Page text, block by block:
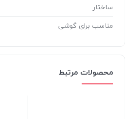
ساختار
مناسب برای گوشی
محصولات مرتبط